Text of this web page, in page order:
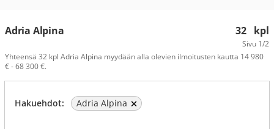
32 kpl
Sivu 1/2
Adria Alpina
Yhteensä 32 kpl Adria Alpina myydään alla olevien ilmoitusten kautta 14 980
€ - 68 300 €.
Hakuehdot: Adria Alpina